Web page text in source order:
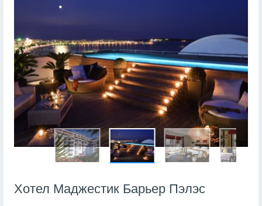
Хотел Маджестик Барьер Пэлэс